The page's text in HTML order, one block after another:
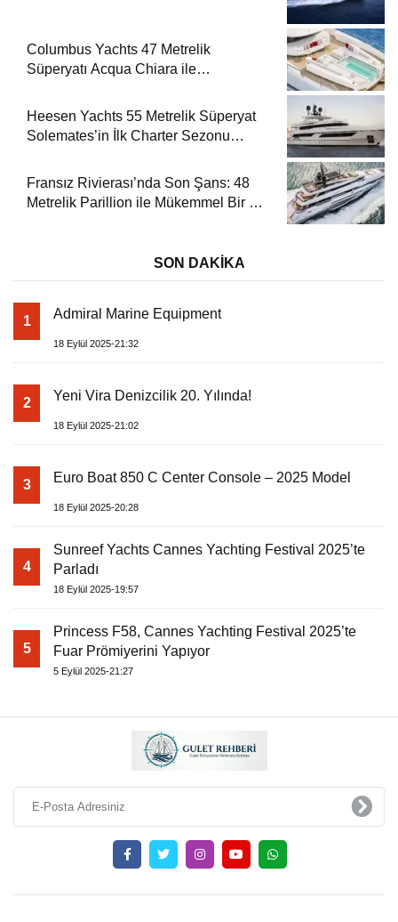
Columbus Yachts 47 Metrelik
Süperyatı Acqua Chiara ile
Heesen Yachts 55 Metrelik Süperyat
Solemates’in İlk Charter Sezonu
Fransız Rivierası’nda Son Şans: 48
Metrelik Parillion ile Mükemmel Bir Yat
SON DAKİKA
1 Admiral Marine Equipment
18 Eylül 2025-21:32
2 Yeni Vira Denizcilik 20. Yılında!
18 Eylül 2025-21:02
3 Euro Boat 850 C Center Console – 2025 Model
18 Eylül 2025-20:28
4
Sunreef Yachts Cannes Yachting Festival 2025’te
Parladı
18 Eylül 2025-19:57
5
Princess F58, Cannes Yachting Festival 2025’te
Fuar Prömiyerini Yapıyor
5 Eylül 2025-21:27